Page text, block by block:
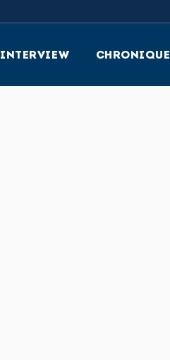
INTERVIEW CHRONIQUE